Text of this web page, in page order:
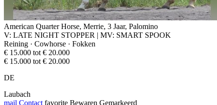
American Quarter Horse, Merrie, 3 Jaar, Palomino
V: LATE NIGHT STOPPER | MV: SMART SPOOK
Reining · Cowhorse · Fokken
€ 15.000 tot € 20.000
€ 15.000 tot € 20.000
DE
Laubach
mail Contact favorite Bewaren Gemarkeerd